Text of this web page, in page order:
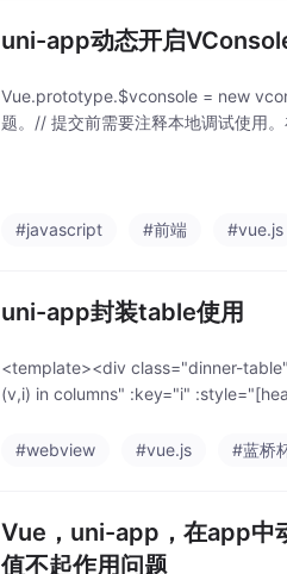
uni-app动态开启
Vue.prototype.$vconsole = new
题。// 提交前需要注释本地调试使用。
#javascript #前端 #vue.js
uni-app封装table使用
<template><div class="dinner-
(v,i) in columns" :key="i"
#webview #vue.js #蓝桥
Vue，uni-app，在app中
值不起作用问题